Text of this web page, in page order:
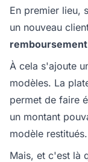
En premier lieu,
un nouveau
À cela s'ajoute
modèles. La
permet de faire
un montant
modèle restitués.
Mais, et c'est là